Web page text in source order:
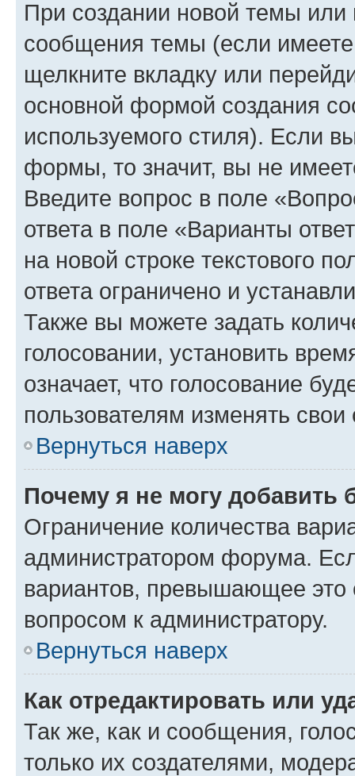
При создании новой темы или
сообщения темы (если
щелкните вкладку или
основной формой создания
используемого стиля). Если
формы, то значит, вы не
Введите вопрос в поле
ответа в поле «Варианты
на новой строке текстового
ответа ограничено и
Также вы можете задать
голосовании, установить
означает, что голосование
пользователям изменять свои
Вернуться наверх
Почему я не могу добавить
Ограничение количества
администратором форума.
вариантов, превышающее это
вопросом к администратору.
Вернуться наверх
Как отредактировать или
Так же, как и сообщения,
только их создателями,